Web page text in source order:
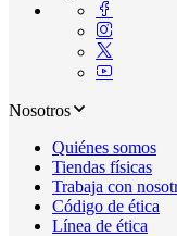
Nosotros
Quiénes somos
Tiendas físicas
Trabaja con
Código de ética
Línea de ética